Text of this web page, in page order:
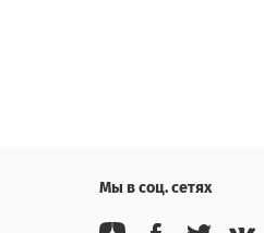
Мы в соц. сетях